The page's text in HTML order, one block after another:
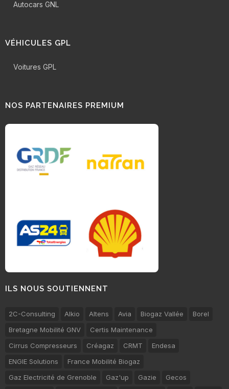
Autocars GNL
VÉHICULES GPL
Voitures GPL
NOS PARTENAIRES PREMIUM
ILS NOUS SOUTIENNENT
2C-Consulting Alkio Altens Avia Biogaz Vallée
Borel
Bretagne Mobilité GNV
Certis Maintenance
Cirrus Compresseurs
Créagaz CRMT
Endesa
ENGIE Solutions
France Mobilité Biogaz
Gaz Electricité de Grenoble
Gaz'up Gazie Gecos